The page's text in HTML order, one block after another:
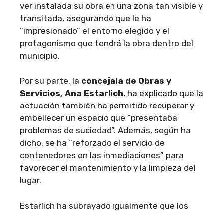
ver instalada su obra en una zona tan visible y
transitada, asegurando que le ha
“impresionado” el entorno elegido y el
protagonismo que tendrá la obra dentro del
municipio.
Por su parte, la concejala de Obras y
Servicios, Ana Estarlich, ha explicado que la
actuación también ha permitido recuperar y
embellecer un espacio que “presentaba
problemas de suciedad”. Además, según ha
dicho, se ha “reforzado el servicio de
contenedores en las inmediaciones” para
favorecer el mantenimiento y la limpieza del
lugar.
Estarlich ha subrayado igualmente que los